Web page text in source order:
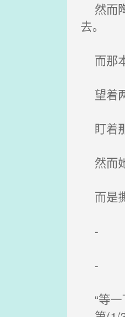
然而
去。
而那
望着
盯着
然而
而是
-
-
“等一